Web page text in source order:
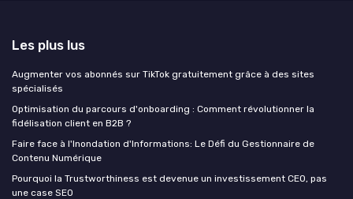
Les plus lus
Augmenter vos abonnés sur TikTok gratuitement grâce à des sites
spécialisés
Optimisation du parcours d'onboarding : Comment révolutionner la
fidélisation client en B2B ?
Faire face à l'Inondation d'Informations: Le Défi du Gestionnaire de
Contenu Numérique
Pourquoi la Trustworthiness est devenue un investissement CEO, pas
une case SEO